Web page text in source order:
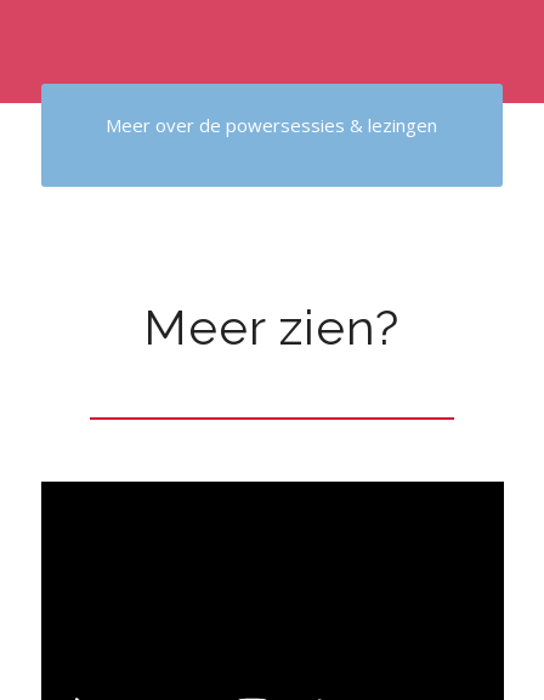
Meer over de powersessies & lezingen
Meer zien?